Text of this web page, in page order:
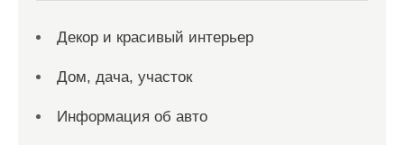
Декор и красивый интерьер
Дом, дача, участок
Информация об авто